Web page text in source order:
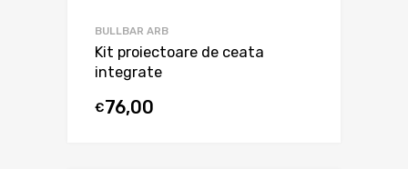
BULLBAR ARB
Kit proiectoare de ceata
integrate
€76,00